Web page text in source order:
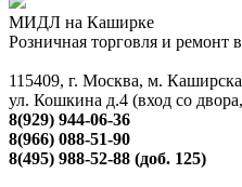
МИДЛ на Каширке
Розничная торговля и
115409, г. Москва, м.
ул. Кошкина д.4 (вход со
8(929) 944-06-36
8(966) 088-51-90
8(495) 988-52-88 (доб. 125)